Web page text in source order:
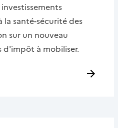
santé-sécurité des
sur un nouveau
à mobiliser.